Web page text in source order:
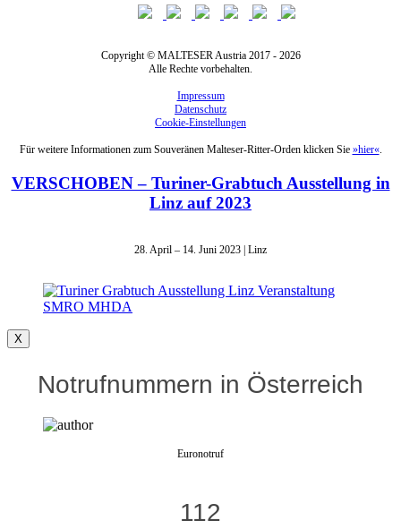
Copyright © MALTESER Austria 2017 - 2026
Alle Rechte vorbehalten.
Impressum
Datenschutz
Cookie-Einstellungen
Für weitere Informationen zum Souveränen Malteser-Ritter-Orden klicken Sie »hier«.
VERSCHOBEN – Turiner-Grabtuch Ausstellung in
Linz auf 2023
28. April – 14. Juni 2023 | Linz
X
Notrufnummern in Österreich
Euronotruf
112